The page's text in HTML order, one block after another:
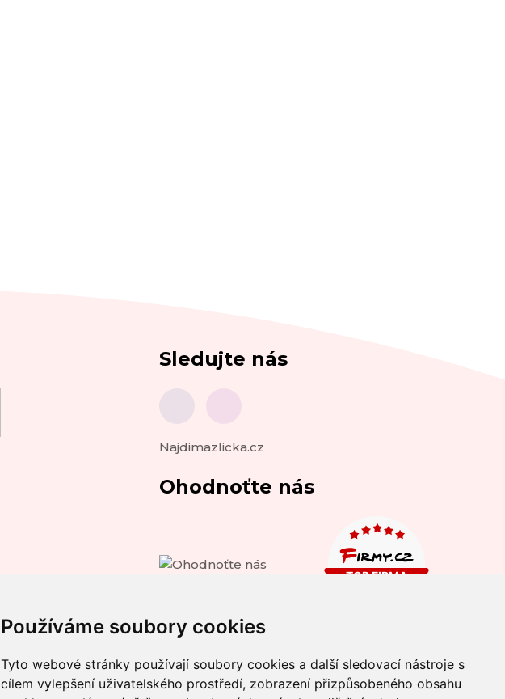
Používáme soubory cookies
Tyto webové stránky používají soubory cookies a další sledovací nástroje s
cílem vylepšení uživatelského prostředí, zobrazení přizpůsobeného obsahu
Sledujte nás
Najdimazlicka.cz
Ohodnoťte nás